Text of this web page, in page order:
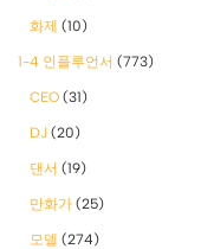
화제 (10)
1-4 인플루언서 (773)
CEO (31)
DJ (20)
댄서 (19)
만화가 (25)
모델 (274)